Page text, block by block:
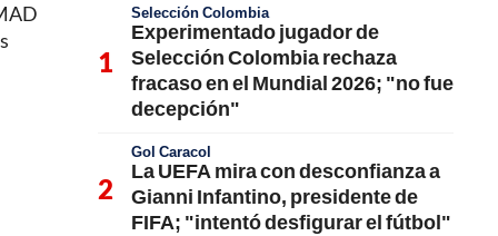
Selección Colombia
Experimentado jugador de
Selección Colombia rechaza
fracaso en el Mundial 2026; "no fue
decepción"
Gol Caracol
La UEFA mira con desconfianza a
Gianni Infantino, presidente de
FIFA; "intentó desfigurar el fútbol"